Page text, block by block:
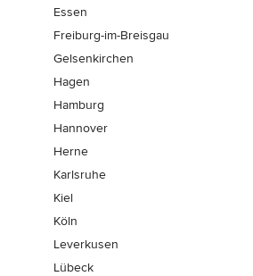
Essen
Freiburg-im-Breisgau
Gelsenkirchen
Hagen
Hamburg
Hannover
Herne
Karlsruhe
Kiel
Köln
Leverkusen
Lübeck